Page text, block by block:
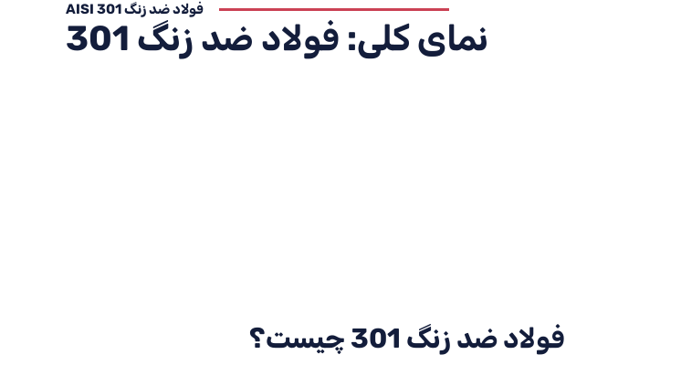
فولاد ضد زنگ AISI 301
نمای کلی: فولاد ضد زنگ 301
فولاد ضد زنگ 301 چیست؟